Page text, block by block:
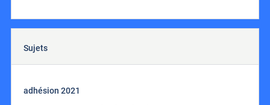
Sujets
adhésion 2021